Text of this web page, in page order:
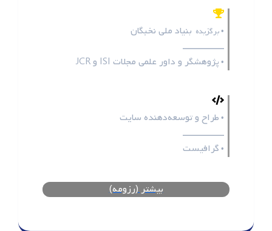
• برگزیده بنیاد ملی نخبگان
ـــــــــــــــــ
• پژوهشگر و داور علمی مجلات ISI وJCR
• طراح و توسعه‌دهنده سایت
ـــــــــــــــــ
• گرافیست
بیشتر (رزومه)